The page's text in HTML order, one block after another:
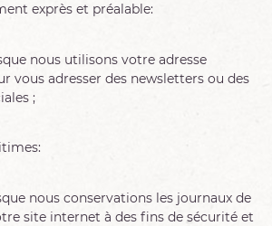
exprès et préalable:
nous utilisons votre adresse
vous adresser des newsletters ou des
;
nous conservations les journaux de
site internet à des fins de sécurité et